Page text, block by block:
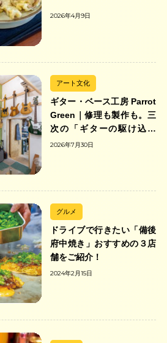
2026年4月9日
アート文化
ギター・ベース工房 Parrot
Green｜修理も製作も。三
次の「ギターの駆け込み
寺」
2026年7月30日
グルメ
ドライブで行きたい「備後
府中焼き」おすすめの３店
舗をご紹介！
2024年2月15日